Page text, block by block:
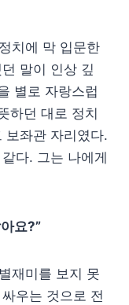
치에 막 입문한
말이 인상 깊
별로 자랑스럽
하던 대로 정치
보좌관 자리였다.
다. 그는 나에게
요?”
재미를 보지 못
우는 것으로 전